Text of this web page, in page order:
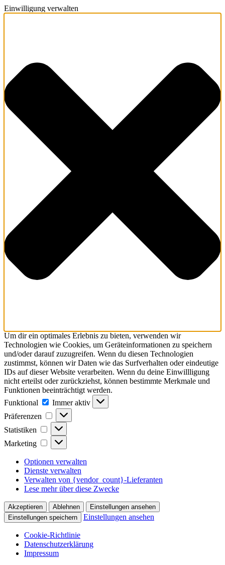
Einwilligung verwalten
Um dir ein optimales Erlebnis zu bieten, verwenden wir
Technologien wie Cookies, um Geräteinformationen zu speichern
und/oder darauf zuzugreifen. Wenn du diesen Technologien
zustimmst, können wir Daten wie das Surfverhalten oder eindeutige
IDs auf dieser Website verarbeiten. Wenn du deine Einwillligung
nicht erteilst oder zurückziehst, können bestimmte Merkmale und
Funktionen beeinträchtigt werden.
Funktional
Funktional
Immer aktiv
Präferenzen
Präferenzen
Statistiken Statistiken
Marketing Marketing
Optionen verwalten
Dienste verwalten
Verwalten von {vendor_count}-Lieferanten
Lese mehr über diese Zwecke
Akzeptieren Ablehnen
Einstellungen ansehen
Einstellungen speichern
Einstellungen ansehen
Cookie-Richtlinie
Datenschutzerklärung
Impressum